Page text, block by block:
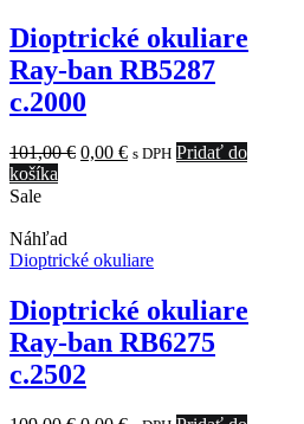
Dioptrické okuliare
Ray-ban RB5287
c.2000
101,00€ Original
0,00 €Current
s DPH Pridať do
košíka
Sale
Náhľad
Dioptrické okuliare
Dioptrické okuliare
Ray-ban RB6275
c.2502